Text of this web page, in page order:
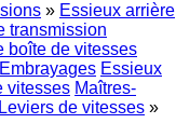
» Essieux arrière
transmission
boîte de vitesses
Embrayages Essieux
vitesses Maîtres-
Leviers de vitesses »